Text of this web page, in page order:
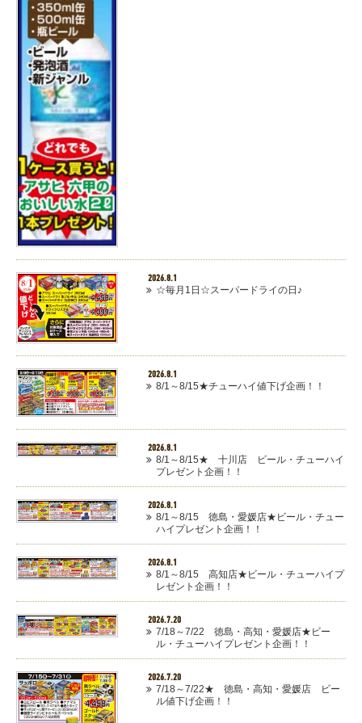
2026.8.1
☆毎月1日☆スーパードライの日♪
2026.8.1
8/1～8/15★チューハイ値下げ企画！！
2026.8.1
8/1～8/15★ 十川店 ビール・チューハイ
プレゼント企画！！
2026.8.1
8/1～8/15 徳島・愛媛店★ビール・チュー
ハイプレゼント企画！！
2026.8.1
8/1～8/15 高知店★ビール・チューハイプ
レゼント企画！！
2026.7.20
7/18～7/22 徳島・高知・愛媛店★ビー
ル・チューハイプレゼント企画！！
2026.7.20
7/18～7/22★ 徳島・高知・愛媛店 ビー
ル値下げ企画！！